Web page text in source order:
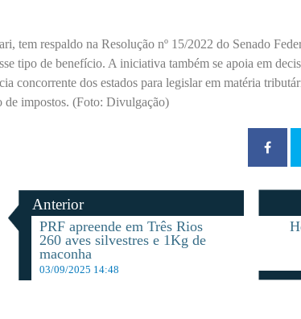
tem respaldo na Resolução nº 15/2022 do Senado
tipo de benefício. A iniciativa também se apoia em
concorrente dos estados para legislar em matéria
de impostos. (Foto: Divulgação)
Anterior
PRF apreende em Três Rios
260 aves silvestres e 1Kg de
maconha
03/09/2025 14:48